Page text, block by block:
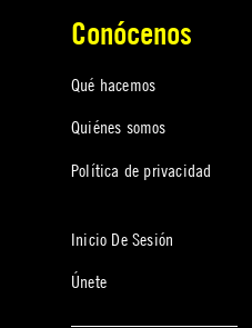
Conócenos
Qué hacemos
Quiénes somos
Política de privacidad
Inicio De Sesión
Únete